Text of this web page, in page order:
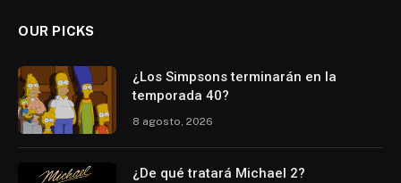
OUR PICKS
¿Los Simpsons terminarán en la
temporada 40?
8 agosto, 2026
¿De qué tratará Michael 2?